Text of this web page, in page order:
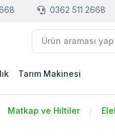
0362 511 2668
Tarım Makinesi
Matkap ve Hiltiler